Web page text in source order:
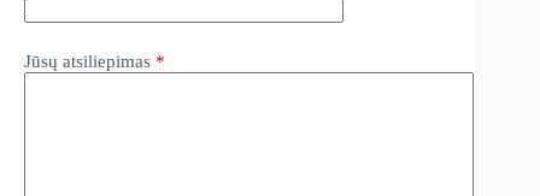
Jūsų atsiliepimas *